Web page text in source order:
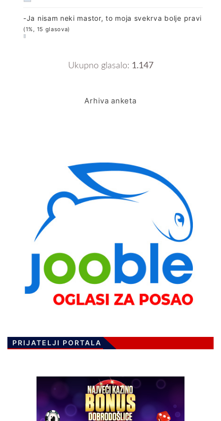
-Ja nisam neki mastor, to moja svekrva bolje pravi
(1%, 15 glasova)
Ukupno glasalo: 1.147
Arhiva anketa
PRIJATELJI PORTALA